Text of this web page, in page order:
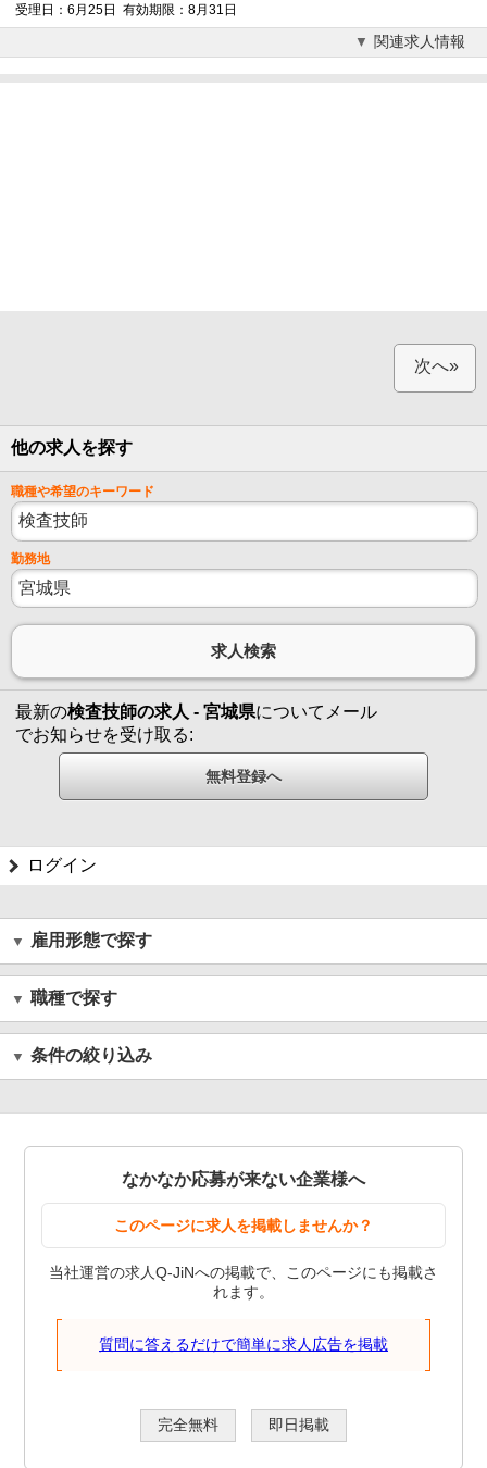
受理日：6月25日 有効期限：8月31日
関連求人情報
次へ»
他の求人を探す
職種や希望のキーワード
勤務地
最新の検査技師の求人 - 宮城県についてメール
でお知らせを受け取る:
ログイン
雇用形態で探す
職種で探す
条件の絞り込み
なかなか応募が来ない企業様へ
このページに求人を掲載しませんか？
当社運営の求人Q-JiNへの掲載で、このページにも掲載さ
れます。
質問に答えるだけで簡単に求人広告を掲載
完全無料 即日掲載